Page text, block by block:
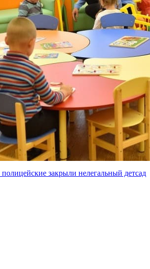
закрыли нелегальный детсад